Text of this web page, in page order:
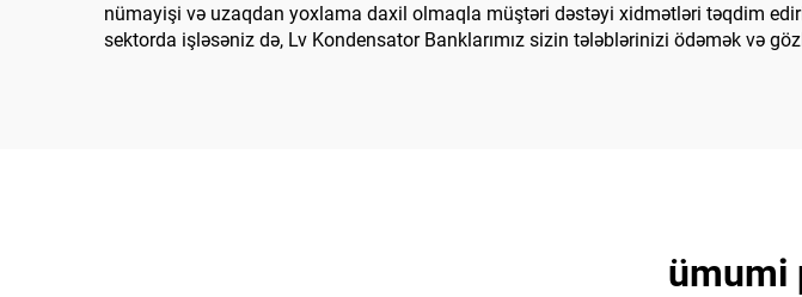
nümayişi və uzaqdan yoxlama daxil olmaqla müştəri dəstəyi xidmətləri təqdim
sektorda işləsəniz də, Lv Kondensator Banklarımız sizin tələblərinizi ödəmək və
ümumi